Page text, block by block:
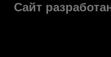
Сайт